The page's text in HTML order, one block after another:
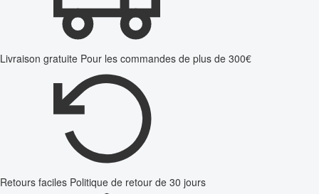
Livraison gratuite Pour les commandes de plus de 300€
Retours faciles Politique de retour de 30 jours